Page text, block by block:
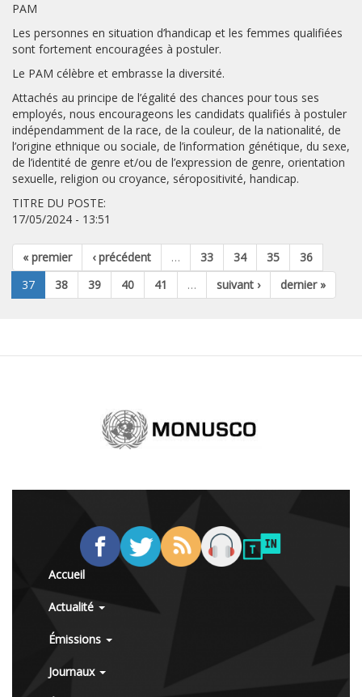
PAM
Les personnes en situation d’handicap et les femmes qualifiées
sont fortement encouragées à postuler.
Le PAM célèbre et embrasse la diversité.
Attachés au principe de l’égalité des chances pour tous ses
employés, nous encourageons les candidats qualifiés à postuler
indépendamment de la race, de la couleur, de la nationalité, de
l’origine ethnique ou sociale, de l’information génétique, du sexe,
de l’identité de genre et/ou de l’expression de genre, orientation
sexuelle, religion ou croyance, séropositivité, handicap.
TITRE DU POSTE:
17/05/2024 - 13:51
« premier ‹ précédent … 33 34 35
36
37
38 39 40 41 … suivant › dernier »
Accueil
Actualité
Émissions
Journaux